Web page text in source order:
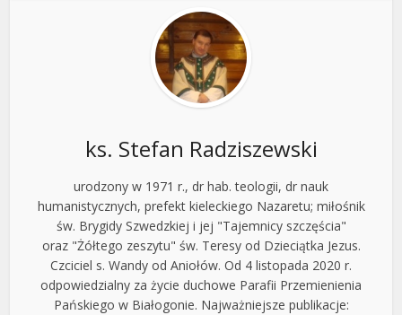
ks. Stefan Radziszewski
urodzony w 1971 r., dr hab. teologii, dr nauk
humanistycznych, prefekt kieleckiego Nazaretu; miłośnik
św. Brygidy Szwedzkiej i jej "Tajemnicy szczęścia"
oraz "Żółtego zeszytu" św. Teresy od Dzieciątka Jezus.
Czciciel s. Wandy od Aniołów. Od 4 listopada 2020 r.
odpowiedzialny za życie duchowe Parafii Przemienienia
Pańskiego w Białogonie. Najważniejsze publikacje: